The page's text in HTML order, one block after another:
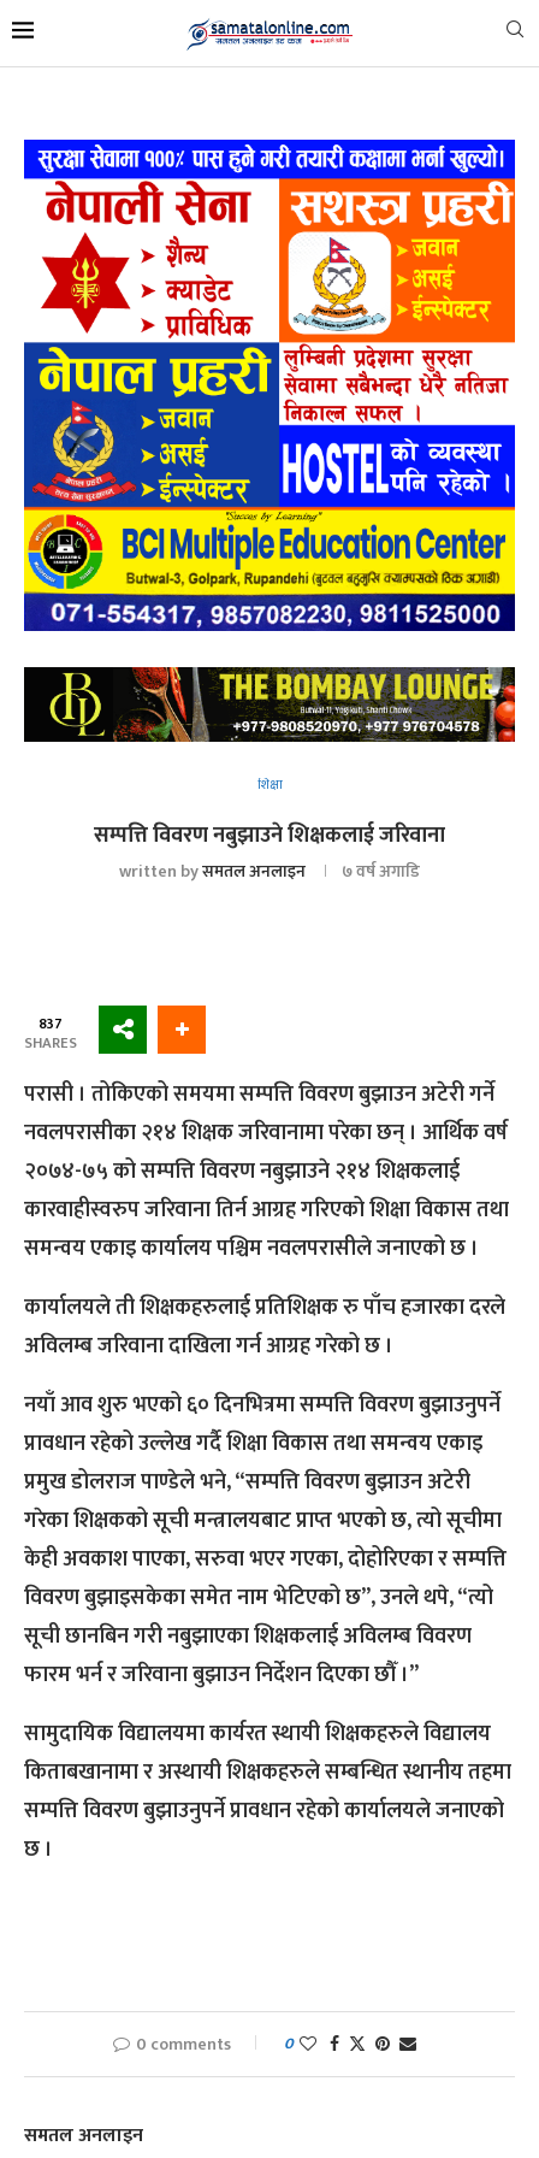
शिक्षा
सम्पत्ति विवरण नबुझाउने शिक्षकलाई जरिवाना
written byसमतल अनलाइन ७ वर्ष अगाडि
837
SHARES
परासी । तोकिएको समयमा सम्पत्ति विवरण बुझाउन अटेरी गर्ने
नवलपरासीका २१४ शिक्षक जरिवानामा परेका छन् । आर्थिक वर्ष
२०७४-७५ को सम्पत्ति विवरण नबुझाउने २१४ शिक्षकलाई
कारवाहीस्वरुप जरिवाना तिर्न आग्रह गरिएको शिक्षा विकास तथा
समन्वय एकाइ कार्यालय पश्चिम नवलपरासीले जनाएको छ ।
कार्यालयले ती शिक्षकहरुलाई प्रतिशिक्षक रु पाँच हजारका दरले
अविलम्ब जरिवाना दाखिला गर्न आग्रह गरेको छ ।
नयाँ आव शुरु भएको ६० दिनभित्रमा सम्पत्ति विवरण बुझाउनुपर्ने
प्रावधान रहेको उल्लेख गर्दै शिक्षा विकास तथा समन्वय एकाइ
प्रमुख डोलराज पाण्डेले भने, “सम्पत्ति विवरण बुझाउन अटेरी
गरेका शिक्षकको सूची मन्त्रालयबाट प्राप्त भएको छ, त्यो सूचीमा
केही अवकाश पाएका, सरुवा भएर गएका, दोहोरिएका र सम्पत्ति
विवरण बुझाइसकेका समेत नाम भेटिएको छ”, उनले थपे, “त्यो
सूची छानबिन गरी नबुझाएका शिक्षकलाई अविलम्ब विवरण
फारम भर्न र जरिवाना बुझाउन निर्देशन दिएका छौँ ।”
सामुदायिक विद्यालयमा कार्यरत स्थायी शिक्षकहरुले विद्यालय
किताबखानामा र अस्थायी शिक्षकहरुले सम्बन्धित स्थानीय तहमा
सम्पत्ति विवरण बुझाउनुपर्ने प्रावधान रहेको कार्यालयले जनाएको
छ ।
0 comments 0
समतल अनलाइन